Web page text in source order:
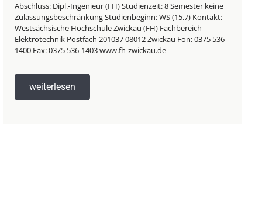
Abschluss: Dipl.-Ingenieur (FH) Studienzeit: 8 Semester keine
Zulassungsbeschränkung Studienbeginn: WS (15.7) Kontakt:
Westsächsische Hochschule Zwickau (FH) Fachbereich
Elektrotechnik Postfach 201037 08012 Zwickau Fon: 0375 536-
1400 Fax: 0375 536-1403 www.fh-zwickau.de
weiterlesen